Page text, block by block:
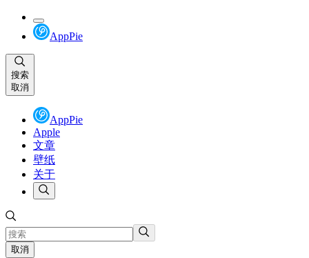
AppPie
搜索
取消
AppPie
Apple
文章
壁纸
关于
取消